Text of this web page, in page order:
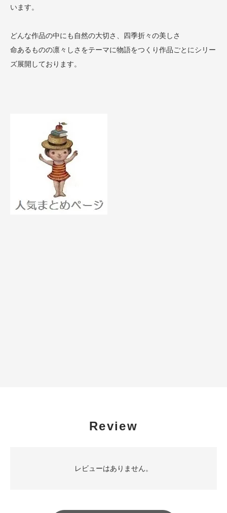
います。
どんな作品の中にも自然の大切さ、四季折々の美しさ
命あるものの凛々しさをテーマに物語をつくり作品ごとにシリー
ズ展開しております。
Review
レビューはありません。